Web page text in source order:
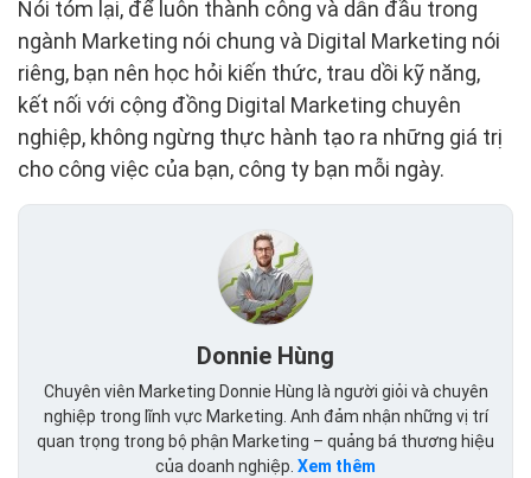
Nói tóm lại, để luôn thành công và dẫn đầu trong
ngành Marketing nói chung và Digital Marketing nói
riêng, bạn nên học hỏi kiến thức, trau dồi kỹ năng,
kết nối với cộng đồng Digital Marketing chuyên
nghiệp, không ngừng thực hành tạo ra những giá trị
cho công việc của bạn, công ty bạn mỗi ngày.
Donnie Hùng
Chuyên viên Marketing Donnie Hùng là người giỏi và chuyên
nghiệp trong lĩnh vực Marketing. Anh đảm nhận những vị trí
quan trọng trong bộ phận Marketing – quảng bá thương hiệu
của doanh nghiệp. Xem thêm